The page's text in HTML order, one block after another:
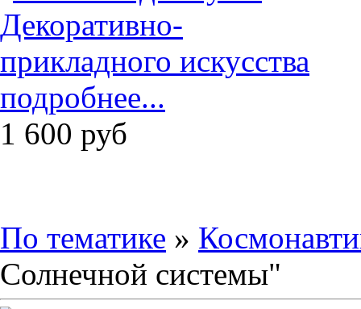
подробнее...
1 600 руб
По тематике »
Солнечной системы"